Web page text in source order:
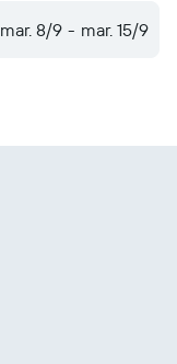
mar. 8/9 - mar. 15/9